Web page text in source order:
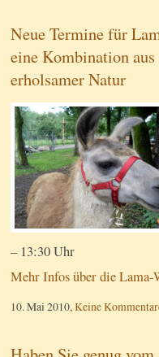
Neue Termine für
eine Kombination
erholsamer Natur
– 13:30 Uhr
Mehr Infos über die Lama-
10. Mai 2010,Keine